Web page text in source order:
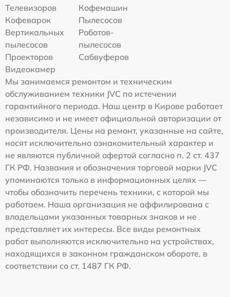
Телевизоров
Кофемашин
Кофеварок
Пылесосов
Вертикальных
пылесосов
Роботов-
пылесосов
Проекторов
Сабвуферов
Видеокамер
Мы занимаемся ремонтом и техническим
обслуживанием техники JVC по истечении
гарантийного периода. Наш центр в Кирове работает
независимо и не имеет официальной авторизации от
производителя. Цены на ремонт, указанные на сайте,
носят исключительно ознакомительный характер и
не являются публичной офертой согласно п. 2 ст. 437
ГК РФ. Названия и обозначения торговой марки JVC
упоминаются только в информационных целях —
чтобы обозначить перечень техники, с которой мы
работаем. Наша организация не аффилирована с
владельцами указанных товарных знаков и не
представляет их интересы. Все виды ремонтных
работ выполняются исключительно на устройствах,
находящихся в законном гражданском обороте, в
соответствии со ст. 1487 ГК РФ.